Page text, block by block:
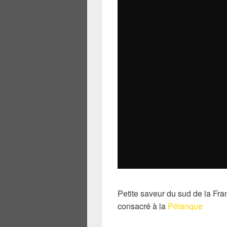
Petite saveur du sud de la
consacré à la Pétanque